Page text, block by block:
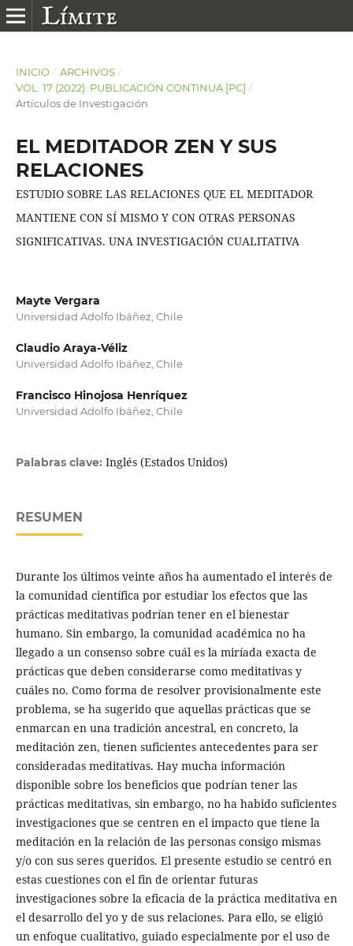
INICIO / ARCHIVOS /
VOL. 17 (2022): PUBLICACIÓN CONTINUA [PC] /
Artículos de Investigación
EL MEDITADOR ZEN Y SUS
RELACIONES
ESTUDIO SOBRE LAS RELACIONES QUE EL MEDITADOR
MANTIENE CON SÍ MISMO Y CON OTRAS PERSONAS
SIGNIFICATIVAS. UNA INVESTIGACIÓN CUALITATIVA
Mayte Vergara
Universidad Adolfo Ibáñez, Chile
Claudio Araya-Véliz
Universidad Adolfo Ibáñez, Chile
Francisco Hinojosa Henríquez
Universidad Adolfo Ibáñez, Chile
Palabras clave: Inglés (Estados Unidos)
RESUMEN
Durante los últimos veinte años ha aumentado el interés de
la comunidad científica por estudiar los efectos que las
prácticas meditativas podrían tener en el bienestar
humano. Sin embargo, la comunidad académica no ha
llegado a un consenso sobre cuál es la miríada exacta de
prácticas que deben considerarse como meditativas y
cuáles no. Como forma de resolver provisionalmente este
problema, se ha sugerido que aquellas prácticas que se
enmarcan en una tradición ancestral, en concreto, la
meditación zen, tienen suficientes antecedentes para ser
consideradas meditativas. Hay mucha información
disponible sobre los beneficios que podrían tener las
prácticas meditativas, sin embargo, no ha habido suficientes
investigaciones que se centren en el impacto que tiene la
meditación en la relación de las personas consigo mismas
y/o con sus seres queridos. El presente estudio se centró en
estas cuestiones con el fin de orientar futuras
investigaciones sobre la eficacia de la práctica meditativa en
el desarrollo del yo y de sus relaciones. Para ello, se eligió
un enfoque cualitativo, guiado especialmente por el uso de